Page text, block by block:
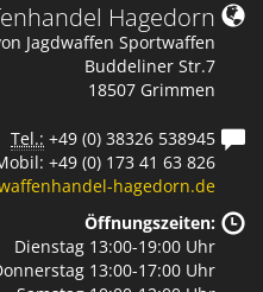
Hagedorn
Jagdwaffen Sportwaffen
Buddeliner Str.7
18507 Grimmen
Tel.: +49 (0) 38326 538945
+49 (0) 173 41 63 826
hagedorn.de
Öffnungszeiten:
Dienstag 13:00-19:00 Uhr
13:00-17:00 Uhr